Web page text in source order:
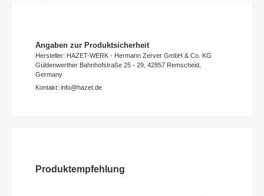
Angaben zur Produktsicherheit
Hersteller: HAZET-WERK - Hermann Zerver GmbH & Co. KG
Güldenwerther Bahnhofstraße 25 - 29, 42857 Remscheid,
Germany
Kontakt: info@hazet.de
Produktempfehlung